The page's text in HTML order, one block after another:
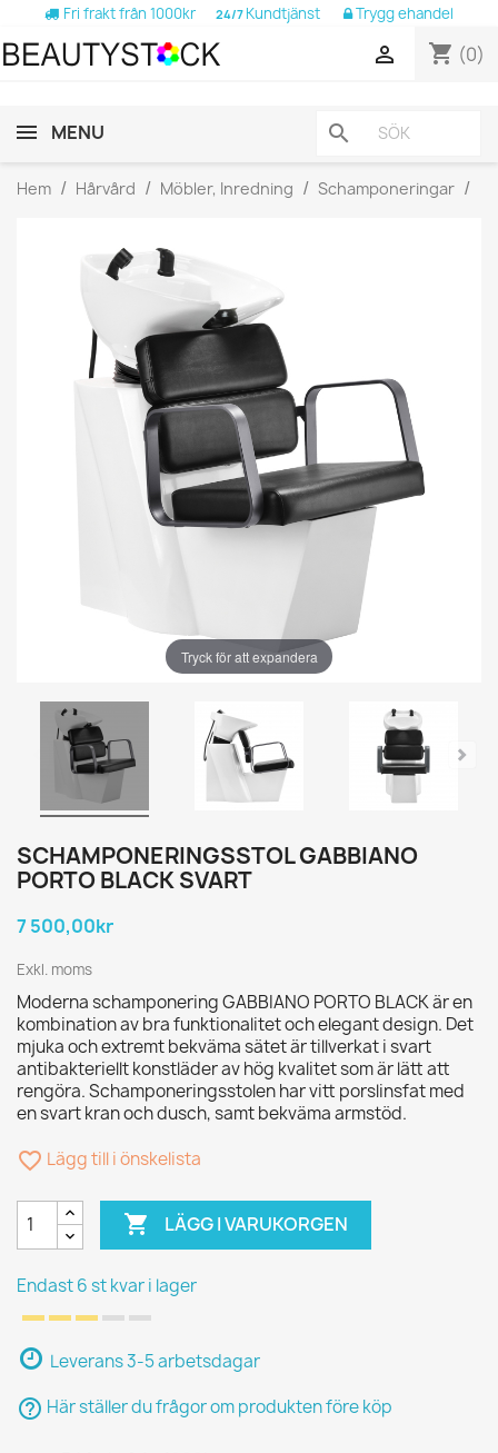
Fri frakt från 1000kr 24/7 Kundtjänst Trygg ehandel
shopping_cart (0)

MENU search
Hem Hårvård Möbler, Inredning Schamponeringar
Tryck för att expandera
SCHAMPONERINGSSTOL GABBIANO
PORTO BLACK SVART
7 500,00kr
Exkl. moms
Moderna schamponering GABBIANO PORTO BLACK är en
kombination av bra funktionalitet och elegant design. Det
mjuka och extremt bekväma sätet är tillverkat i svart
antibakteriellt konstläder av hög kvalitet som är lätt att
rengöra. Schamponeringsstolen har vitt porslinsfat med
en svart kran och dusch, samt bekväma armstöd.
favorite_border Lägg till i önskelista
 LÄGG I VARUKORGEN
Endast 6 st kvar i lager
Leverans 3-5 arbetsdagar
help_outline Här ställer du frågor om produkten före köp